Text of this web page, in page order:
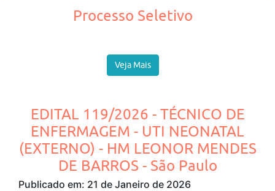
Processo Seletivo
Veja Mais
EDITAL 119/2026 - TÉCNICO DE
ENFERMAGEM - UTI NEONATAL
(EXTERNO) - HM LEONOR MENDES
DE BARROS - São Paulo
Publicado em: 21 de Janeiro de 2026